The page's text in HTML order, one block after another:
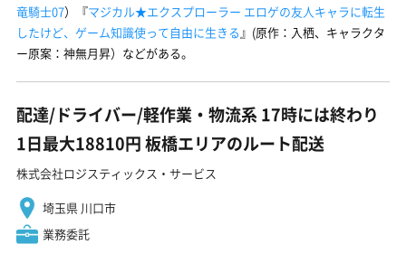
竜騎士07）『マジカル★エクスプローラー エロゲの友人キャラに転生
したけど、ゲーム知識使って自由に生きる』(原作：入栖、キャラクタ
ー原案：神無月昇）などがある。
配達/ドライバー/軽作業・物流系 17時には終わり
1日最大18810円 板橋エリアのルート配送
株式会社ロジスティックス・サービス
埼玉県 川口市
業務委託